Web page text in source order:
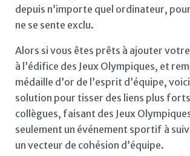
depuis n’importe quel ordinateur,
ne se sente exclu.
Alors si vous êtes prêts à ajouter
à l’édifice des Jeux Olympiques, et
médaille d’or de l’esprit d’équipe,
solution pour tisser des liens plus
collègues, faisant des Jeux
seulement un événement sportif à
un vecteur de cohésion d’équipe.